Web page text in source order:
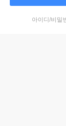
아이디/비밀